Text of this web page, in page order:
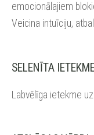
emocionālajiem
Veicina intuīciju,
SELENĪTA
Labvēlīga ietekme